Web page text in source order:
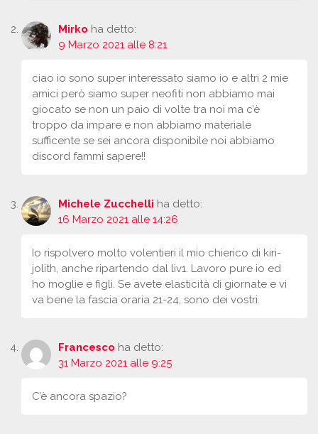
Mirko ha detto:
9 Marzo 2021 alle 8:21
ciao io sono super interessato siamo io e altri 2 mie
amici però siamo super neofiti non abbiamo mai
giocato se non un paio di volte tra noi ma c’è
troppo da impare e non abbiamo materiale
sufficente se sei ancora disponibile noi abbiamo
discord fammi sapere!!
Michele Zucchelli ha detto:
16 Marzo 2021 alle 14:26
Io rispolvero molto volentieri il mio chierico di kiri-
jolith, anche ripartendo dal liv1. Lavoro pure io ed
ho moglie e figli. Se avete elasticità di giornate e vi
va bene la fascia oraria 21-24, sono dei vostri.
Francesco ha detto:
31 Marzo 2021 alle 9:25
C’è ancora spazio?